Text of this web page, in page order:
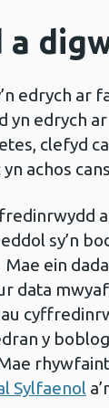
edrych ar
yn edrych
clefyd
achos
sy’n
ein
data
y
Sylfaenol